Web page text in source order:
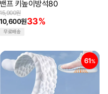
밴프 키높이방석80
10,600원33%
15,900원
무료배송
61%